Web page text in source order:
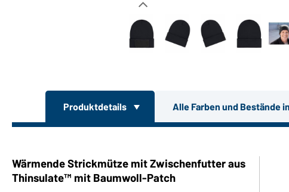
Produktdetails Alle Farben und Bestände
Wärmende Strickmütze mit Zwischenfutter aus
Thinsulate™ mit Baumwoll-Patch